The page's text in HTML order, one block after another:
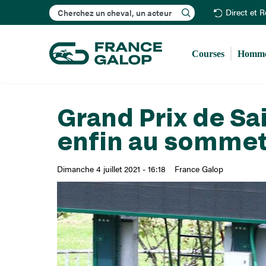
Rechercher Direct et
Courses
Grand Prix de
enfin au
Dimanche 4 juillet 2021 - 16:18 France Galop